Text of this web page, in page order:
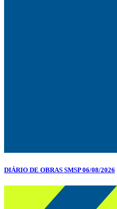
DIÁRIO DE OBRAS SMSP 06/08/2026